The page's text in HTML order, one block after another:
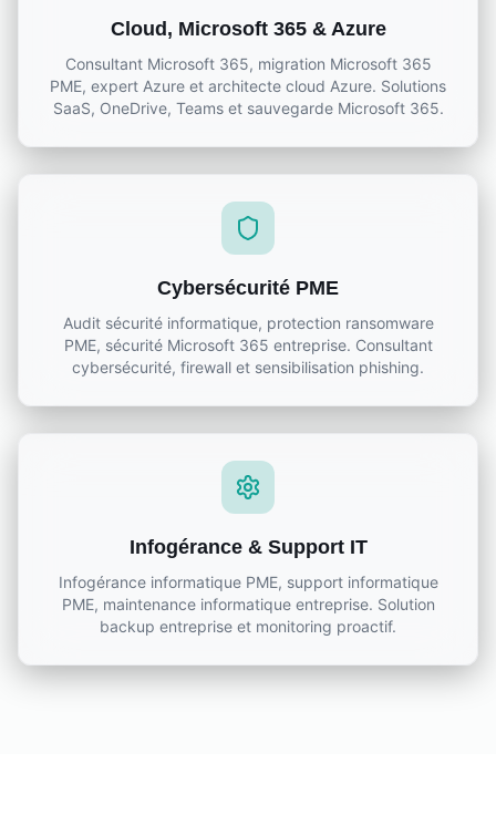
Cloud, Microsoft 365 & Azure
Consultant Microsoft 365, migration Microsoft 365
PME, expert Azure et architecte cloud Azure. Solutions
SaaS, OneDrive, Teams et sauvegarde Microsoft 365.
Cybersécurité PME
Audit sécurité informatique, protection ransomware
PME, sécurité Microsoft 365 entreprise. Consultant
cybersécurité, firewall et sensibilisation phishing.
Infogérance & Support IT
Infogérance informatique PME, support informatique
PME, maintenance informatique entreprise. Solution
backup entreprise et monitoring proactif.